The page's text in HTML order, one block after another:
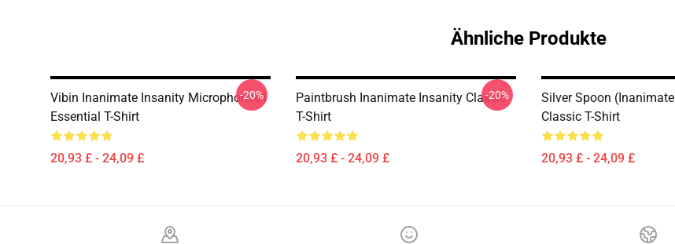
Ähnliche Produkte
Vibin Inanimate Insanity Microphone81
Essential T-Shirt
20,93 £ - 24,09 £
-20%
Paintbrush Inanimate Insanity Classic
T-Shirt
20,93 £ - 24,09 £
-20%
Silver Spoon
Classic T-Shirt
20,93 £ - 24,09 £